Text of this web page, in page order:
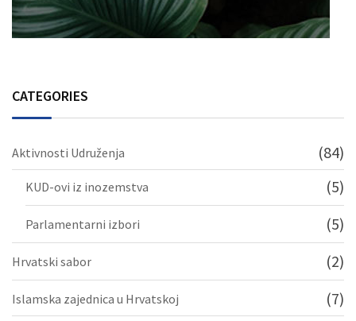
CATEGORIES
Aktivnosti Udruženja (84)
KUD-ovi iz inozemstva (5)
Parlamentarni izbori (5)
Hrvatski sabor (2)
Islamska zajednica u Hrvatskoj (7)